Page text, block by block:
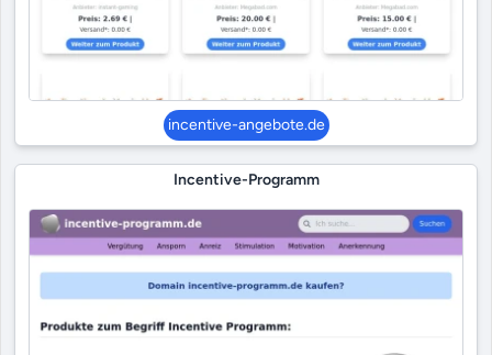
incentive-angebote.de
Incentive-Programm